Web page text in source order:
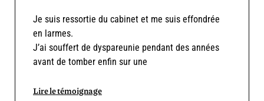
Je suis ressortie du cabinet et me suis effondrée
en larmes.
J’ai souffert de dyspareunie pendant des années
avant de tomber enfin sur une
Lire le témoignage